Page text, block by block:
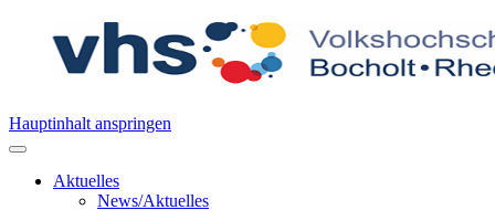
Hauptinhalt anspringen
Aktuelles
News/Aktuelles